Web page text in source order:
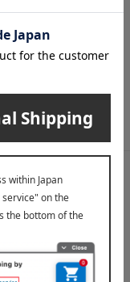
・おすすめ商品な
しい情報をお届けい
について詳しく見る
ト
は百貨店ならではの